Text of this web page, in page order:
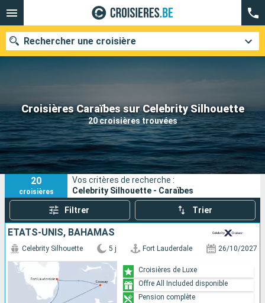
Croisières Caraïbes sur Celebrity Silhouette
20 croisières trouvées
Rechercher une croisière
Nos destinations
Mois de départ
Ports Compagnies
Rechercher
20
croisières
Vos critères de recherche :
Celebrity Silhouette - Caraïbes
Filtrer Trier
ÉTATS-UNIS, BAHAMAS
Celebrity Silhouette 5 j Fort Lauderdale 26/10/2027
Croisières de Luxe
Offre All Included disponible
Pension complète